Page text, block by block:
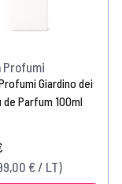
Profumi
Giardino dei
de Parfum 100ml
€ / LT)